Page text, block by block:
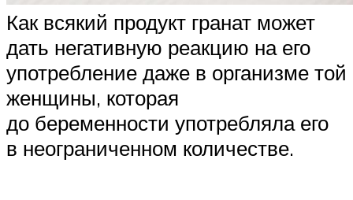
Как всякий продукт гранат может
дать негативную реакцию на его
употребление даже в организме той
женщины, которая
до беременности употребляла его
в неограниченном количестве.